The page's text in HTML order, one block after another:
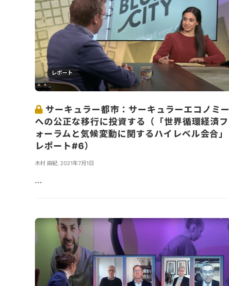
レポート
サーキュラー都市：サーキュラーエコノミー
への公正な移行に投資する（「世界循環経済フ
ォーラムと気候変動に関するハイレベル会合」
レポート#6）
木村 麻紀, 2021年7月1日
...